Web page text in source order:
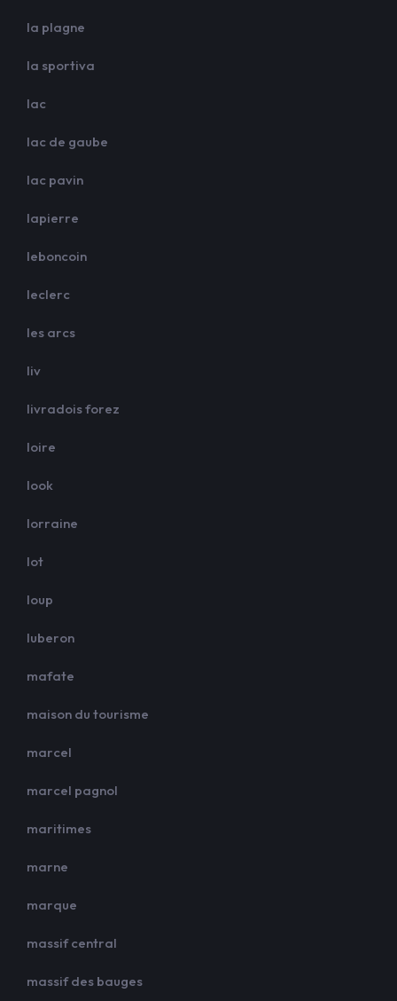
la plagne
la sportiva
lac
lac de gaube
lac pavin
lapierre
leboncoin
leclerc
les arcs
liv
livradois forez
loire
look
lorraine
lot
loup
luberon
mafate
maison du tourisme
marcel
marcel pagnol
maritimes
marne
marque
massif central
massif des bauges